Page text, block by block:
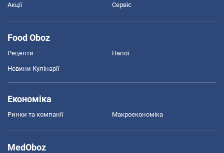
Акції Сервіс
Food Oboz
Рецепти Напої
Новини Кулінарії
Економіка
Ринки та компанії Макроекономіка
MedOboz